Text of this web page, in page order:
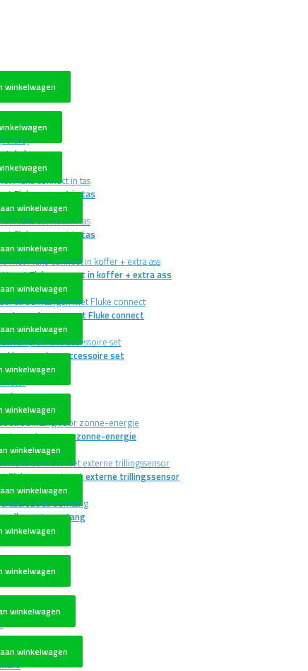
winkelwagen
Fluke connect in tas
winkelwagen
Fluke connect in tas
winkelwagen
met Fluke connect in koffer + extra ass
winkelwagen
stroomtangen met Fluke connect
winkelwagen
en luxe accessoire set
winkelwagen
winkelwagen
stroomtang voor zonne-energie
winkelwagen
Fluke connect met externe trillingssensor
winkelwagen
stroomtang
winkelwagen
winkelwagen
winkelwagen
winkelwagen